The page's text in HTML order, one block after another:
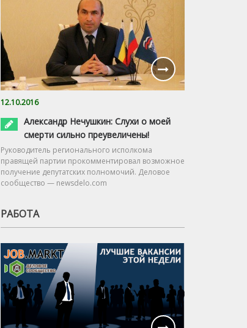
12.10.2016
Александр Нечушкин: Слухи о моей
смерти сильно преувеличены!
Руководитель регионального исполкома
правящей партии прокомментировал возможное
получение депутатских полномочий. Деловое
сообщество — newsdelo.com
РАБОТА